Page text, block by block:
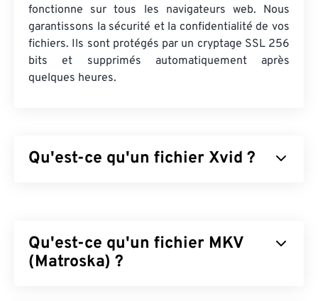
fonctionne sur tous les navigateurs web. Nous
garantissons la sécurité et la confidentialité de vos
fichiers. Ils sont protégés par un cryptage SSL 256
bits et supprimés automatiquement après
quelques heures.
Qu'est-ce qu'un fichier Xvid ?
implémente la norme ISO MPEG-4 . Elle utilise une
compressionavec perte
Qu'est-ce qu'un fichier MKV
(Matroska) ?